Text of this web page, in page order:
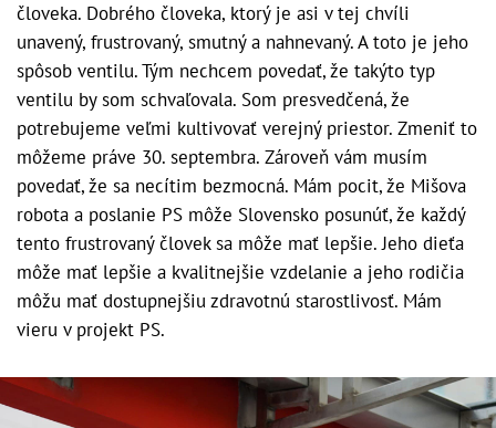
človeka. Dobrého človeka, ktorý je asi v tej chvíli
unavený, frustrovaný, smutný a nahnevaný. A toto je jeho
spôsob ventilu. Tým nechcem povedať, že takýto typ
ventilu by som schvaľovala. Som presvedčená, že
potrebujeme veľmi kultivovať verejný priestor. Zmeniť to
môžeme práve 30. septembra. Zároveň vám musím
povedať, že sa necítim bezmocná. Mám pocit, že Mišova
robota a poslanie PS môže Slovensko posunúť, že každý
tento frustrovaný človek sa môže mať lepšie. Jeho dieťa
môže mať lepšie a kvalitnejšie vzdelanie a jeho rodičia
môžu mať dostupnejšiu zdravotnú starostlivosť. Mám
vieru v projekt PS.